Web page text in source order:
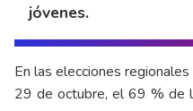
jóvenes.
En las elecciones
29 de octubre, el 69 % de